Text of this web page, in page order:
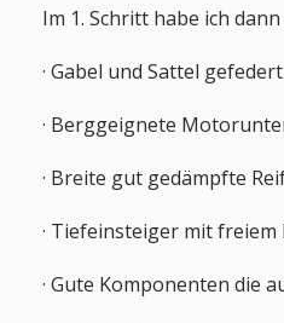
Im 1. Schritt habe ich
· Gabel und Sattel
· Berggeignete
· Breite gut gedämpfte
· Tiefeinsteiger mit
· Gute Komponenten die